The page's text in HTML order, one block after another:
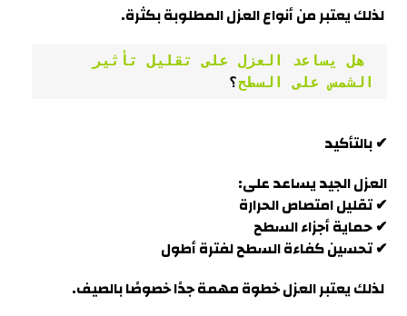
لذلك يعتبر من أنواع العزل المطلوبة بكثرة.
الشمس على السطح؟
✔ بالتأكيد
العزل الجيد يساعد على:
✔ تقليل امتصاص الحرارة
✔ حماية أجزاء السطح
✔ تحسين كفاءة السطح لفترة أطول
لذلك يعتبر العزل خطوة مهمة جدًا خصوصًا بالصيف.